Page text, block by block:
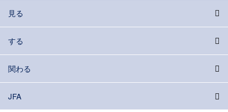
見る
する
関わる
JFA